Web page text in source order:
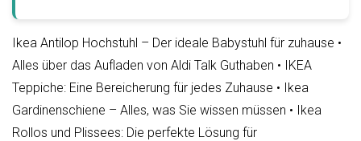
Ikea Antilop Hochstuhl – Der ideale Babystuhl für zuhause •
Alles über das Aufladen von Aldi Talk Guthaben • IKEA
Teppiche: Eine Bereicherung für jedes Zuhause • Ikea
Gardinenschiene – Alles, was Sie wissen müssen • Ikea
Rollos und Plissees: Die perfekte Lösung für